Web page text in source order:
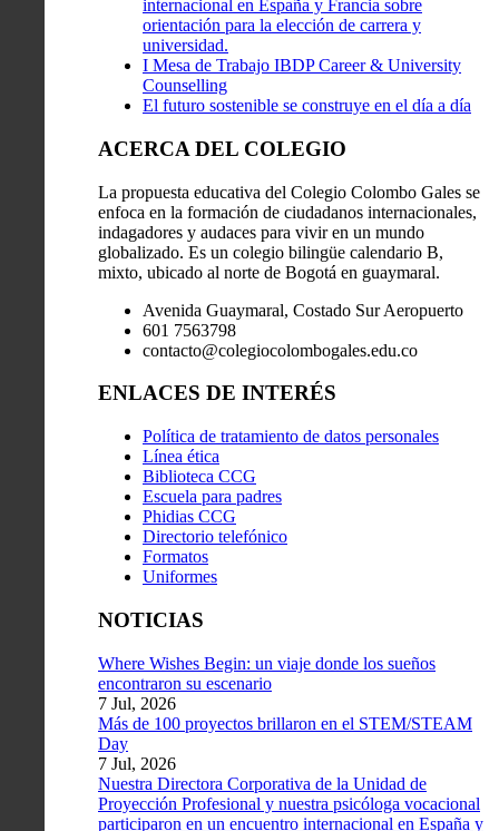
internacional en España y Francia sobre
orientación para la elección de carrera y
universidad.
I Mesa de Trabajo IBDP Career & University
Counselling
El futuro sostenible se construye en el día a día
ACERCA DEL COLEGIO
La propuesta educativa del Colegio Colombo Gales se
enfoca en la formación de ciudadanos internacionales,
indagadores y audaces para vivir en un mundo
globalizado. Es un colegio bilingüe calendario B,
mixto, ubicado al norte de Bogotá en guaymaral.
Avenida Guaymaral, Costado Sur Aeropuerto
601 7563798
contacto@colegiocolombogales.edu.co
ENLACES DE INTERÉS
Política de tratamiento de datos personales
Línea ética
Biblioteca CCG
Escuela para padres
Phidias CCG
Directorio telefónico
Formatos
Uniformes
NOTICIAS
Where Wishes Begin: un viaje donde los sueños
encontraron su escenario
7 Jul, 2026
Más de 100 proyectos brillaron en el STEM/STEAM
Day
7 Jul, 2026
Nuestra Directora Corporativa de la Unidad de
Proyección Profesional y nuestra psicóloga vocacional
participaron en un encuentro internacional en España y